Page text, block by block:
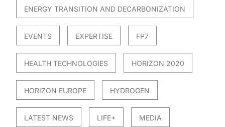
ENERGY TRANSITION AND DECARBONIZATION
EVENTS EXPERTISE FP7
HEALTH TECHNOLOGIES HORIZON 2020
HORIZON EUROPE HYDROGEN
LATEST NEWS LIFE+ MEDIA